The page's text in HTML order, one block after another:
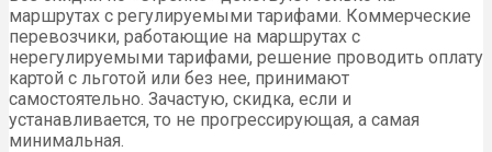
маршрутах с регулируемыми тарифами. Коммерческие
перевозчики, работающие на маршрутах с
нерегулируемыми тарифами, решение проводить оплату
картой с льготой или без нее, принимают
самостоятельно. Зачастую, скидка, если и
устанавливается, то не прогрессирующая, а самая
минимальная.